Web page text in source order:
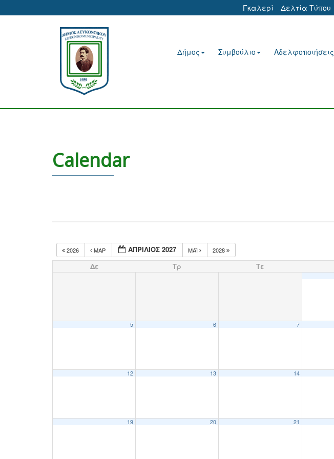
Γκαλερί Δελτία Τύπου
Δήμος Συμβούλιο Αδελφοποιήσεις
Calendar
2026 ΜΑΡ ΑΠΡΊΛΙΟΣ 2027 ΜΆΙ 2028
Δε Τρ Τε
5 6 7
12 13 14
19 20 21